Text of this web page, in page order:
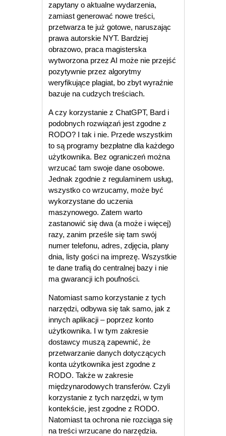
zapytany o aktualne wydarzenia,
zamiast generować nowe treści,
przetwarza te już gotowe, naruszając
prawa autorskie NYT. Bardziej
obrazowo, praca magisterska
wytworzona przez AI może nie przejść
pozytywnie przez algorytmy
weryfikujące plagiat, bo zbyt wyraźnie
bazuje na cudzych treściach.
A czy korzystanie z ChatGPT, Bard i
podobnych rozwiązań jest zgodne z
RODO? I tak i nie. Przede wszystkim
to są programy bezpłatne dla każdego
użytkownika. Bez ograniczeń można
wrzucać tam swoje dane osobowe.
Jednak zgodnie z regulaminem usług,
wszystko co wrzucamy, może być
wykorzystane do uczenia
maszynowego. Zatem warto
zastanowić się dwa (a może i więcej)
razy, zanim prześle się tam swój
numer telefonu, adres, zdjęcia, plany
dnia, listy gości na imprezę. Wszystkie
te dane trafią do centralnej bazy i nie
ma gwarancji ich poufności.
Natomiast samo korzystanie z tych
narzędzi, odbywa się tak samo, jak z
innych aplikacji – poprzez konto
użytkownika. I w tym zakresie
dostawcy muszą zapewnić, że
przetwarzanie danych dotyczących
konta użytkownika jest zgodne z
RODO. Także w zakresie
międzynarodowych transferów. Czyli
korzystanie z tych narzędzi, w tym
kontekście, jest zgodne z RODO.
Natomiast ta ochrona nie rozciąga się
na treści wrzucane do narzędzia.